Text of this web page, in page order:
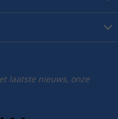
laatste nieuws, onze